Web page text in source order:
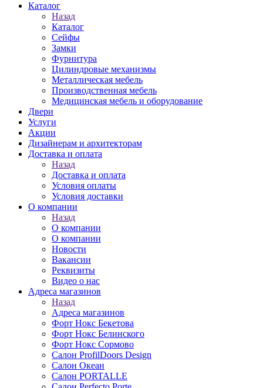
Каталог
Назад
Каталог
Сейфы
Замки
Фурнитура
Цилиндровые механизмы
Металлическая мебель
Производственная мебель
Медицинская мебель и оборудование
Двери
Услуги
Акции
Дизайнерам и архитекторам
Доставка и оплата
Назад
Доставка и оплата
Условия оплаты
Условия доставки
О компании
Назад
О компании
О компании
Новости
Вакансии
Реквизиты
Видео о нас
Адреса магазинов
Назад
Адреса магазинов
Форт Нокс Бекетова
Форт Нокс Белинского
Форт Нокс Сормово
Салон ProfilDoors Design
Салон Океан
Салон PORTALLE